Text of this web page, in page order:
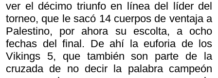
ver el décimo triunfo en línea del líder del
torneo, que le sacó 14 cuerpos de ventaja a
Palestino, por ahora su escolta, a ocho
fechas del final. De ahí la euforia de los
Vikings 5, que también son parte de la
cruzada de no decir la palabra campeón